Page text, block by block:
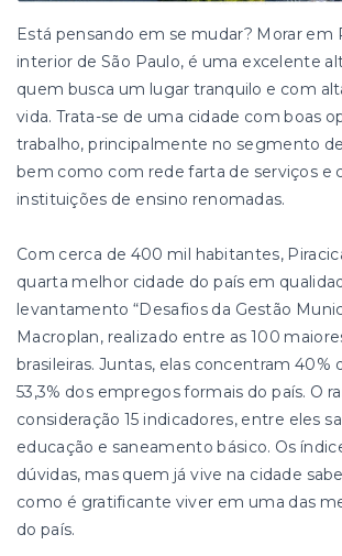
Está pensando em se mudar? Morar em
interior de São Paulo, é uma excelente
quem busca um lugar tranquilo e com
vida. Trata-se de uma cidade com boas
trabalho, principalmente no segmento
bem como com rede farta de serviços e
instituições de ensino renomadas.
Com cerca de 400 mil habitantes,
quarta melhor cidade do país em
levantamento “Desafios da Gestão
Macroplan, realizado entre as 100
brasileiras. Juntas, elas concentram 40%
53,3% dos empregos formais do país. O
consideração 15 indicadores, entre eles
educação e saneamento básico. Os
dúvidas, mas quem já vive na cidade
como é gratificante viver em uma das
do país.